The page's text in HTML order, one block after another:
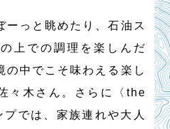
ーっと眺めたり、石油ス
上での調理を楽しんだ
の中でこそ味わえる楽し
々木さん。さらに〈the
では、家族連れや大人